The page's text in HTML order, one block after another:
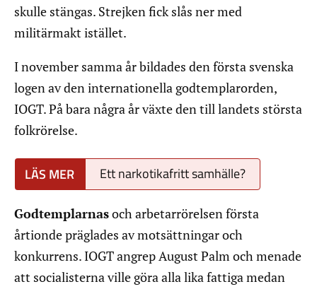
skulle stängas. Strejken fick slås ner med
militärmakt istället.
I november samma år bildades den första svenska
logen av den internationella godtemplarorden,
IOGT. På bara några år växte den till landets största
folkrörelse.
Ett narkotikafritt samhälle?
Godtemplarnasoch arbetarrörelsen första
årtionde präglades av motsättningar och
konkurrens. IOGT angrep August Palm och menade
att socialisterna ville göra alla lika fattiga medan